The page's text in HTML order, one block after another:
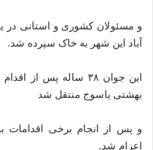
و مسئولان کشوری و استانی در
آباد این شهر به خاک سپرده شد.
این جوان ۳۸ ساله پس
بهشتی یاسوج منتقل شد
و پس از انجام برخی اقدامات
اعزام شد.